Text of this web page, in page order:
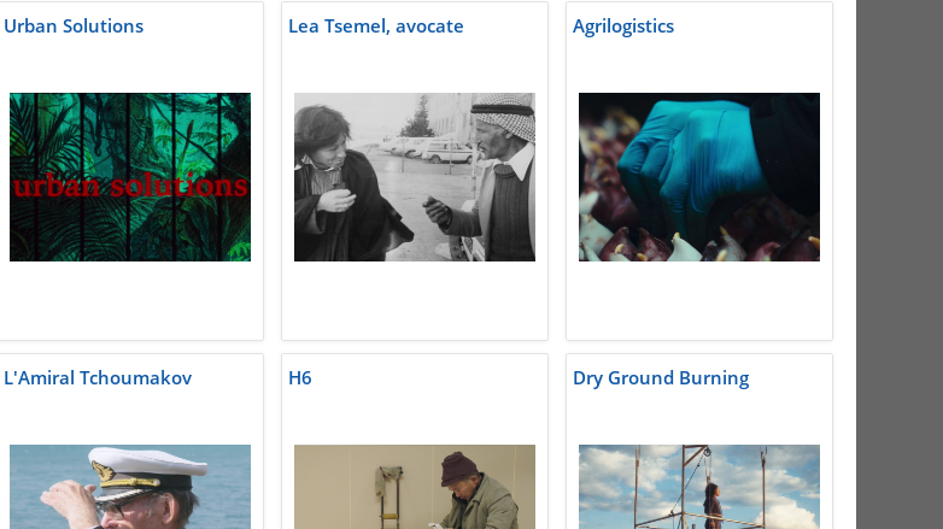
Urban Solutions Lea Tsemel, avocate Agrilogistics
L'Amiral Tchoumakov H6 Dry Ground Burning